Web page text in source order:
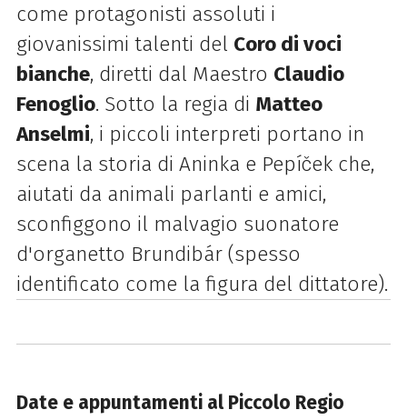
come protagonisti assoluti i
giovanissimi talenti del Coro di voci
bianche, diretti dal Maestro Claudio
Fenoglio. Sotto la regia di Matteo
Anselmi, i piccoli interpreti portano in
scena la storia di Aninka e Pepíček che,
aiutati da animali parlanti e amici,
sconfiggono il malvagio suonatore
d'organetto Brundibár (spesso
identificato come la figura del dittatore).
Date e appuntamenti al Piccolo Regio